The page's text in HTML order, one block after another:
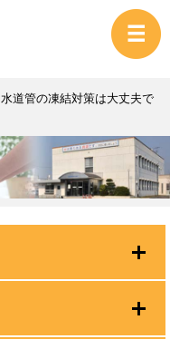
水道管の凍結対策は大丈夫で